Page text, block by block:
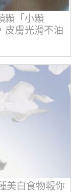
顆「小顆
皮膚光滑不油
美白食物報你